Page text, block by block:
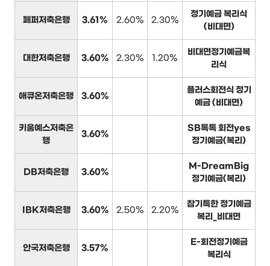
페퍼저축은행 3.61% 2.60% 2.30%
정기예금 복리식
(비대면)
대한저축은행 3.60% 2.30% 1.20%
비대면정기예금복
리식
애큐온저축은행 3.60%
플러스회전식 정기
예금 (비대면)
키움예스저축은
행
3.60%
SB톡톡 회전yes
정기예금(복리)
DB저축은행 3.60%
M-DreamBig
정기예금(복리)
IBK저축은행 3.60% 2.50% 2.20%
참기특한 정기예금
복리_비대면
안국저축은행 3.57%
E-회전정기예금
복리식